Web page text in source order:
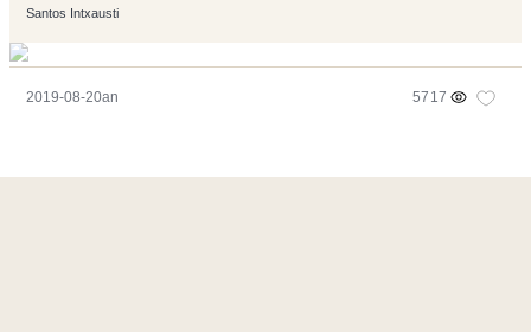
Santos Intxausti
2019-08-20an 5717